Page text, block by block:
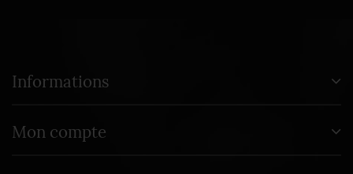
Informations
Mon compte